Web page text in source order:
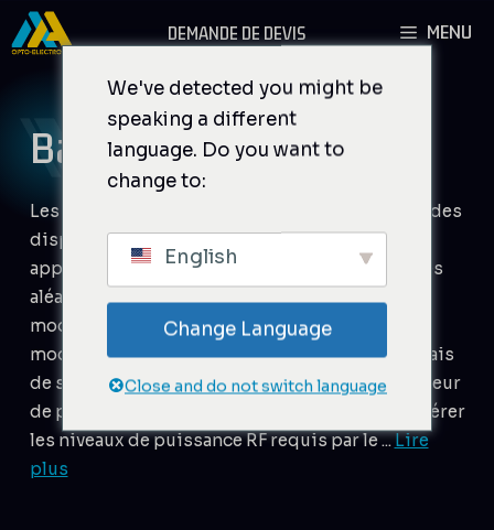
Aller
au
MENU
DEMANDE DE DEVIS
Balayage
Les DRFA (Voltage Controlled Oscillators) sont des
dispositifs analogiques qui conviennent aux
applications générales (balayage de trame, accès
aléatoire...). Le DRFA fournit non seulement une
modulation d'amplitude mais aussi une
modulation de fréquence, toutes deux par le biais
de signaux analogiques externes. Un amplificateur
de puissance externe sera nécessaire pour générer
les niveaux de puissance RF requis par le ...Lire
plus
We've detected you might be
speaking a different
language. Do you want to
change to:
English
Change Language
Close and do not switch language